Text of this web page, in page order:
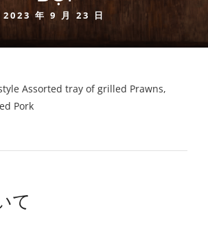
2023 年 9 月 23 日
Assorted tray of grilled Prawns,
Pork
て